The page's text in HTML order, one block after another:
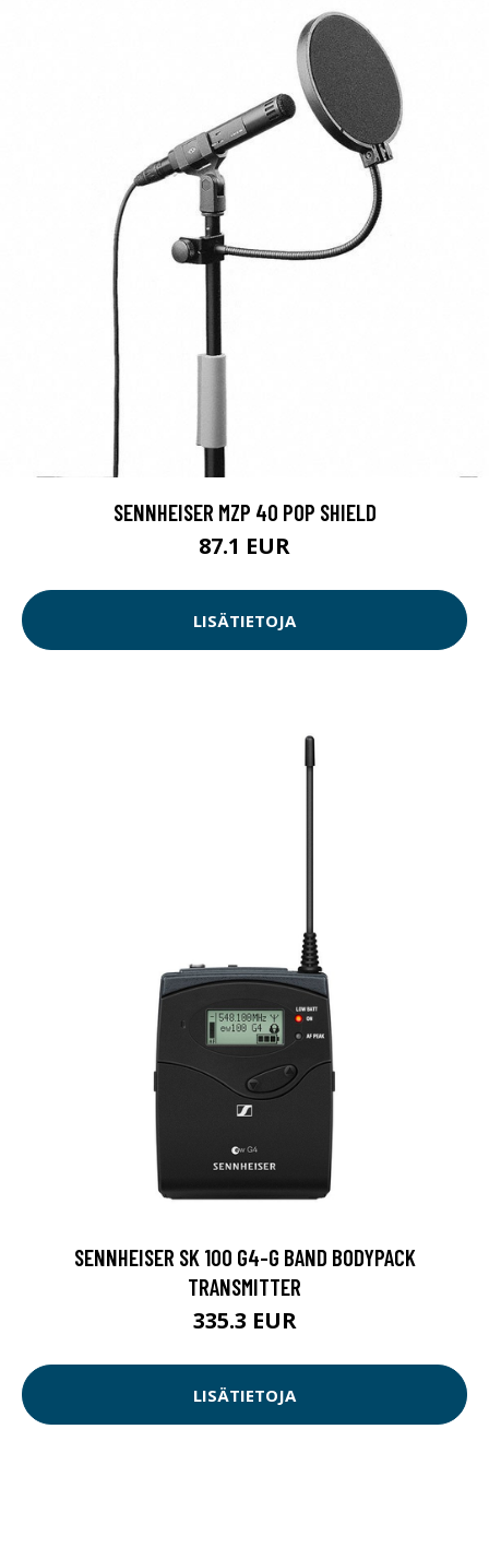
SENNHEISER MZP 40 POP SHIELD
87.1 EUR
LISÄTIETOJA
SENNHEISER SK 100 G4-G BAND BODYPACK
TRANSMITTER
335.3 EUR
LISÄTIETOJA